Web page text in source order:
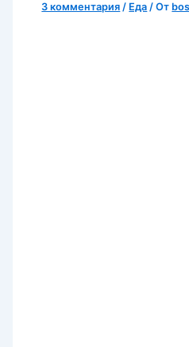
3 комментария / Еда / От